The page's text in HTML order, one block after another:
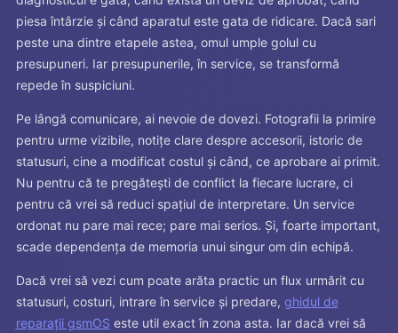
piesa întârzie și când aparatul este gata de ridicare. Dacă sari
peste una dintre etapele astea, omul umple golul cu
presupuneri. Iar presupunerile, în service, se transformă
repede în suspiciuni.
Pe lângă comunicare, ai nevoie de dovezi. Fotografii la primire
pentru urme vizibile, notițe clare despre accesorii, istoric de
statusuri, cine a modificat costul și când, ce aprobare ai primit.
Nu pentru că te pregătești de conflict la fiecare lucrare, ci
pentru că vrei să reduci spațiul de interpretare. Un service
ordonat nu pare mai rece; pare mai serios. Și, foarte important,
scade dependența de memoria unui singur om din echipă.
Dacă vrei să vezi cum poate arăta practic un flux urmărit cu
statusuri, costuri, intrare în service și predare, ghidul de
reparații gsmOS este util exact în zona asta. Iar dacă vrei să